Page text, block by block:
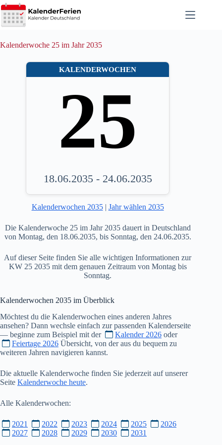
Zum
Inhalt
springen
Kalenderwoche 25 im Jahr 2035
KALENDERWOCHEN
25
18.06.2035 - 24.06.2035
Kalenderwochen 2035| Jahr wählen 2035
Die Kalenderwoche 25 im Jahr 2035 dauert in Deutschland
von Montag, den 18.06.2035, bis Sonntag, den 24.06.2035.
Auf dieser Seite finden Sie alle wichtigen Informationen zur
KW 25 2035 mit dem genauen Zeitraum von Montag bis
Sonntag.
Kalenderwochen 2035 im Überblick
Möchtest du die Kalenderwochen eines anderen Jahres
ansehen? Dann wechsle einfach zur passenden Kalenderseite
— beginne zum Beispiel mit der
Kalender 2026 oder
Feiertage 2026 Übersicht, von der aus du bequem zu
weiteren Jahren navigieren kannst.
Die aktuelle Kalenderwoche finden Sie jederzeit auf unserer
Seite Kalenderwoche heute.
Alle Kalenderwochen:
2021 2022 2023 2024 2025
2026
2027
2028 2029 2030 2031